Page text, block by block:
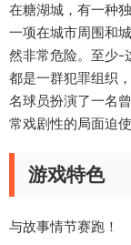
在糖湖城，有一种
一项在城市周围和
然非常危险。至少-
都是一群犯罪组织
名球员扮演了一名
常戏剧性的局面迫
游戏特色
与故事情节赛跑！